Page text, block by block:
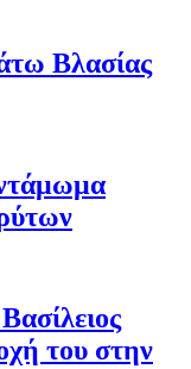
Βλασίας
του στην